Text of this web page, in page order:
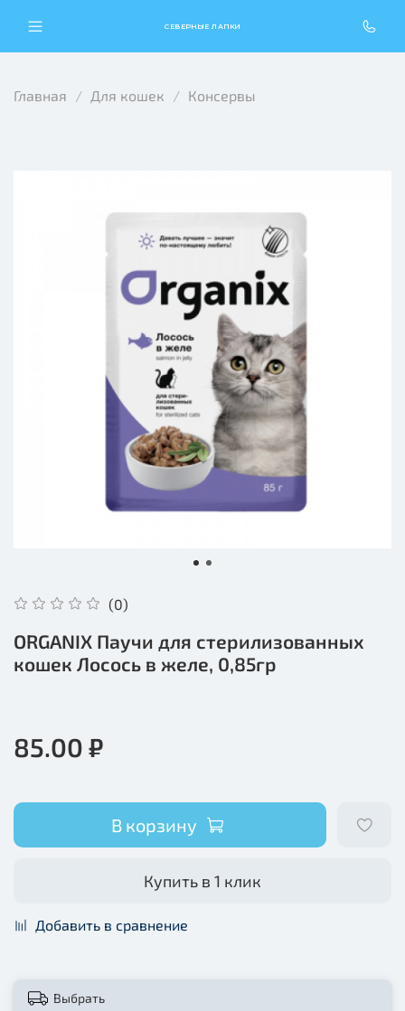
СЕВЕРНЫЕ ЛАПКИ
Главная Для кошек Консервы
(0)
ORGANIX Паучи для стерилизованных
кошек Лосось в желе, 0,85гр
85.00 ₽
В корзину
Купить в 1 клик
Добавить в сравнение
Выбрать